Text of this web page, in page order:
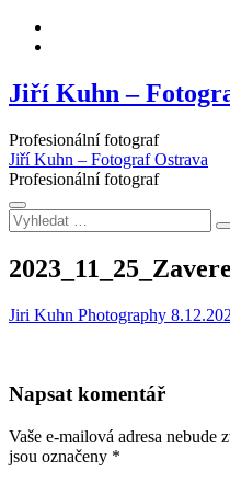
Jiří Kuhn –
Profesionální fotograf
Jiří Kuhn – Fotograf Ostrava
Profesionální fotograf
Vyhledat
…
Jiri Kuhn Photography
Napsat komentář
Vaše e-mailová adresa nebude
jsou označeny *